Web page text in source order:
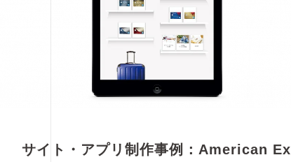
サイト・アプリ制作事例：American Ex